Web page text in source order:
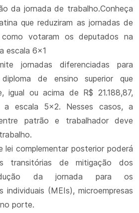
da jornada de trabalho.Conheça
que reduziram as jornadas de
votaram os deputados na
escala 6x1
jornadas diferenciadas para
de ensino superior que
igual ou acima de R$ 21.188,87,
a escala 5x2. Nesses casos, a
patrão e trabalhador deve
lei complementar posterior poderá
transitórias de mitigação dos
da jornada para os
individuais (MEIs), microempresas
porte.